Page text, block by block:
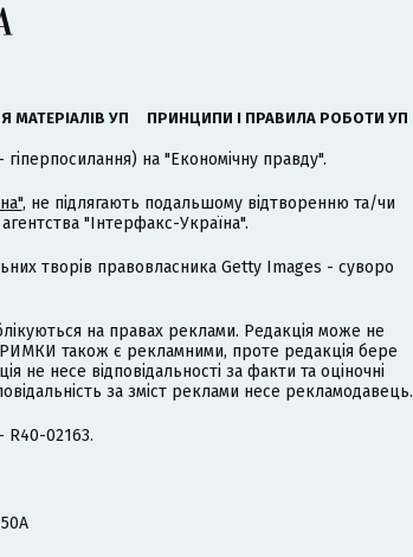
МАТЕРІАЛІВ УП ПРИНЦИПИ І ПРАВИЛА РОБОТИ УП
на "Економічну правду".
, не підлягають подальшому відтворенню та/чи
"Інтерфакс-Україна".
творів правовласника Getty Images - суворо
на правах реклами. Редакція може не
також є рекламними, проте редакція бере
не несе відповідальності за факти та оціночні
за зміст реклами несе рекламодавець.
R40-02163.